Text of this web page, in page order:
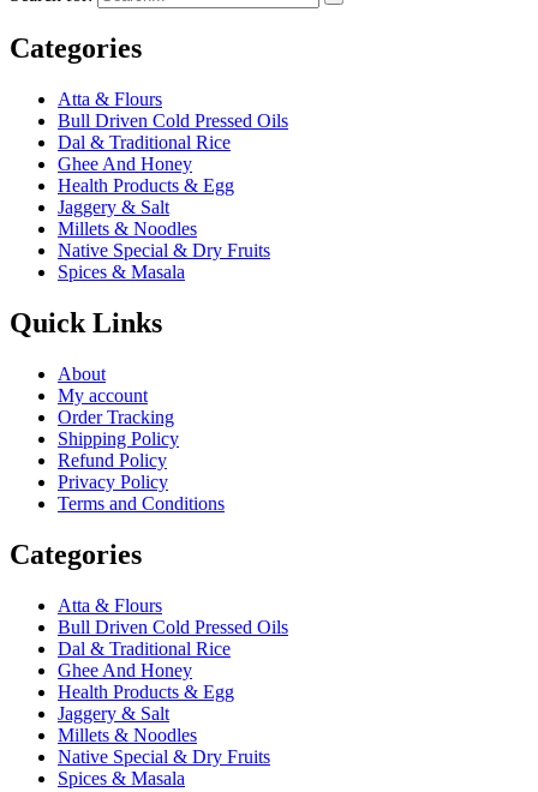
Categories
Atta & Flours
Bull Driven Cold Pressed Oils
Dal & Traditional Rice
Ghee And Honey
Health Products & Egg
Jaggery & Salt
Millets & Noodles
Native Special & Dry Fruits
Spices & Masala
Quick Links
About
My account
Order Tracking
Shipping Policy
Refund Policy
Privacy Policy
Terms and Conditions
Categories
Atta & Flours
Bull Driven Cold Pressed Oils
Dal & Traditional Rice
Ghee And Honey
Health Products & Egg
Jaggery & Salt
Millets & Noodles
Native Special & Dry Fruits
Spices & Masala